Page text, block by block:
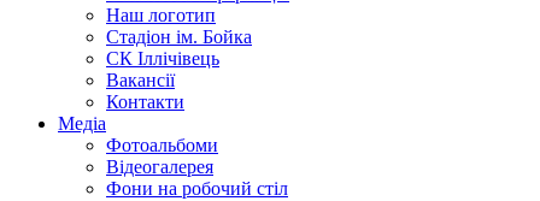
Наш логотип
Стадіон ім. Бойка
СК Іллічівець
Вакансії
Контакти
Медіа
Фотоальбоми
Відеогалерея
Фони на робочий стіл